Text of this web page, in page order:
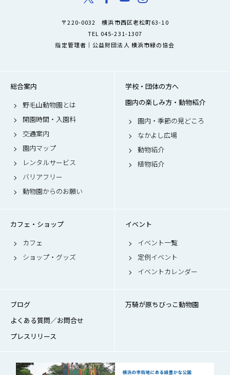
〒220-0032 横浜市西区老松町63-10
TEL 045-231-1307
指定管理者｜公益財団法人 横浜市緑の協会
総合案内
野毛山動物園とは
開園時間・入園料
交通案内
園内マップ
レンタルサービス
バリアフリー
動物園からのお願い
学校・団体の方へ
園内の楽しみ方・動物紹介
園内・季節の見どころ
なかよし広場
動物紹介
植物紹介
カフェ・ショップ
カフェ
ショップ・グッズ
イベント
イベント一覧
定例イベント
イベントカレンダー
ブログ
よくある質問／お問合せ
プレスリリース
万騎が原ちびっこ動物園